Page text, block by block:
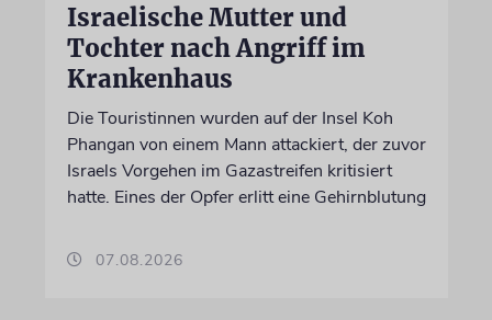
Israelische Mutter und
Tochter nach Angriff im
Krankenhaus
Die Touristinnen wurden auf der Insel Koh
Phangan von einem Mann attackiert, der zuvor
Israels Vorgehen im Gazastreifen kritisiert
hatte. Eines der Opfer erlitt eine Gehirnblutung
07.08.2026